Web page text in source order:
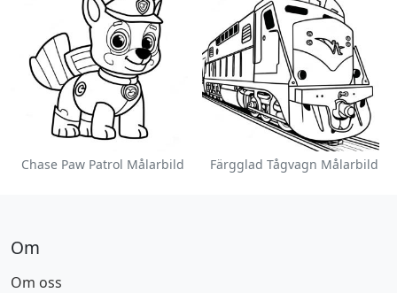
Chase Paw Patrol Målarbild Färgglad Tågvagn Målarbild
Om
Om oss